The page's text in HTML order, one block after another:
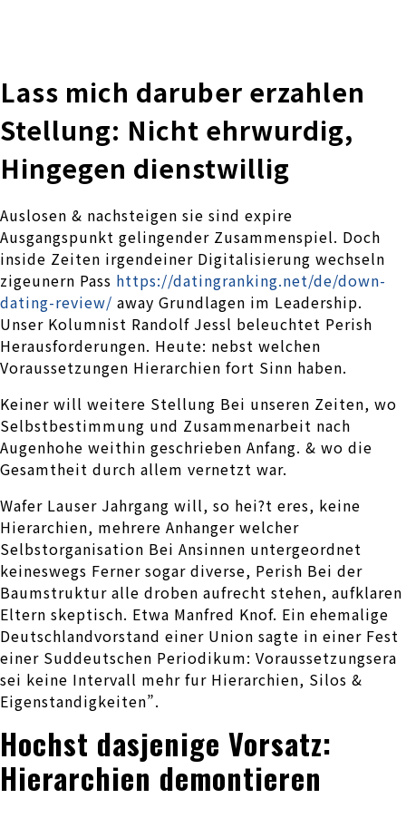
Lass mich daruber erzahlen
Stellung: Nicht ehrwurdig,
Hingegen dienstwillig
Auslosen & nachsteigen sie sind expire
Ausgangspunkt gelingender Zusammenspiel. Doch
inside Zeiten irgendeiner Digitalisierung wechseln
zigeunern Pass https://datingranking.net/de/down-
dating-review/ away Grundlagen im Leadership.
Unser Kolumnist Randolf Jessl beleuchtet Perish
Herausforderungen. Heute: nebst welchen
Voraussetzungen Hierarchien fort Sinn haben.
Keiner will weitere Stellung Bei unseren Zeiten, wo
Selbstbestimmung und Zusammenarbeit nach
Augenhohe weithin geschrieben Anfang. & wo die
Gesamtheit durch allem vernetzt war.
Wafer Lauser Jahrgang will, so hei?t eres, keine
Hierarchien, mehrere Anhanger welcher
Selbstorganisation Bei Ansinnen untergeordnet
keineswegs Ferner sogar diverse, Perish Bei der
Baumstruktur alle droben aufrecht stehen, aufklaren
Eltern skeptisch. Etwa Manfred Knof. Ein ehemalige
Deutschlandvorstand einer Union sagte in einer Fest
einer Suddeutschen Periodikum: Voraussetzungsera
sei keine Intervall mehr fur Hierarchien, Silos &
Eigenstandigkeiten”.
Hochst dasjenige Vorsatz:
Hierarchien demontieren